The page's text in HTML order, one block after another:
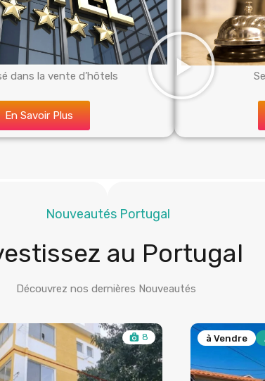
dans la vente d’hôtels
En Savoir Plus
Nouveautés Portugal
au Portugal
Découvrez nos dernières Nouveautés
8 à Vendre